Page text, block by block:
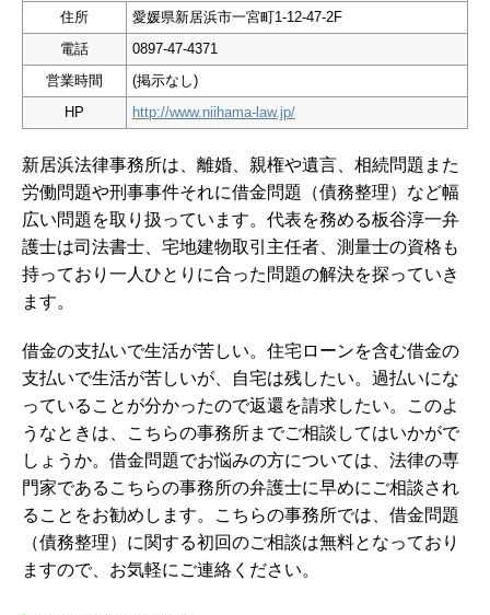
住所
愛媛県新居浜市一宮町1-12-47-2F
電話
0897-47-4371
営業時間
(掲示なし)
HP
http://www.niihama-law.jp/
新居浜法律事務所は、離婚、親権や遺言、相続問題また
労働問題や刑事事件それに借金問題（債務整理）など幅
広い問題を取り扱っています。代表を務める板谷淳一弁
護士は司法書士、宅地建物取引主任者、測量士の資格も
持っており一人ひとりに合った問題の解決を探っていき
ます。
借金の支払いで生活が苦しい。住宅ローンを含む借金の
支払いで生活が苦しいが、自宅は残したい。過払いにな
っていることが分かったので返還を請求したい。このよ
うなときは、こちらの事務所までご相談してはいかがで
しょうか。 借金問題でお悩みの方については、法律の専
門家であるこちらの事務所の弁護士に早めにご相談され
ることをお勧めします。こちらの事務所では、借金問題
（債務整理）に関する初回のご相談は無料となっており
ますので、お気軽にご連絡ください。